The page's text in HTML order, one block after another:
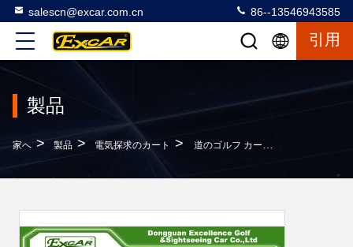
salescn@excar.com.cn 86--13546943585
引用
製品
家へ > 製品 > 電気探求のカート > 道のゴルフ カートの電気探求のバギー4の車輪ドライブ電気ゴルフ カートを離れて電気350A